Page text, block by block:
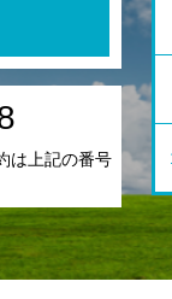
は上記の番号